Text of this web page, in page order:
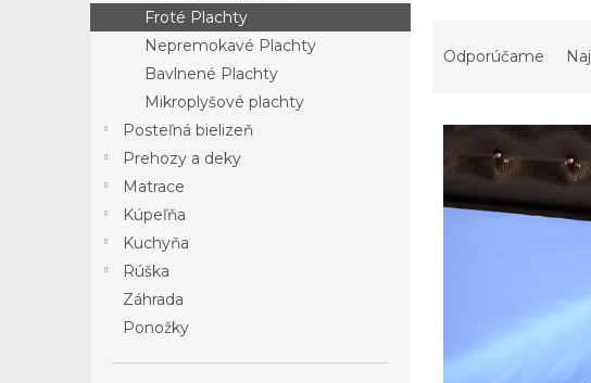
Froté Plachty
Nepremokavé Plachty
Bavlnené Plachty
Mikroplyšové plachty
Posteľná bielizeň
Prehozy a deky
Matrace
Kúpeľňa
Kuchyňa
Rúška
Záhrada
Ponožky
n
e
p
o
Odporúčame
V
p
k